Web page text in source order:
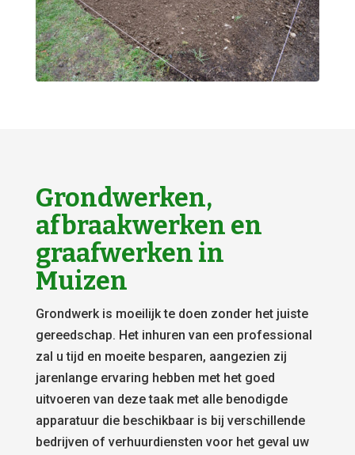
Grondwerken,
afbraakwerken en
graafwerken in
Muizen
Grondwerk is moeilijk te doen zonder het juiste
gereedschap. Het inhuren van een professional
zal u tijd en moeite besparen, aangezien zij
jarenlange ervaring hebben met het goed
uitvoeren van deze taak met alle benodigde
apparatuur die beschikbaar is bij verschillende
bedrijven of verhuurdiensten voor het geval uw